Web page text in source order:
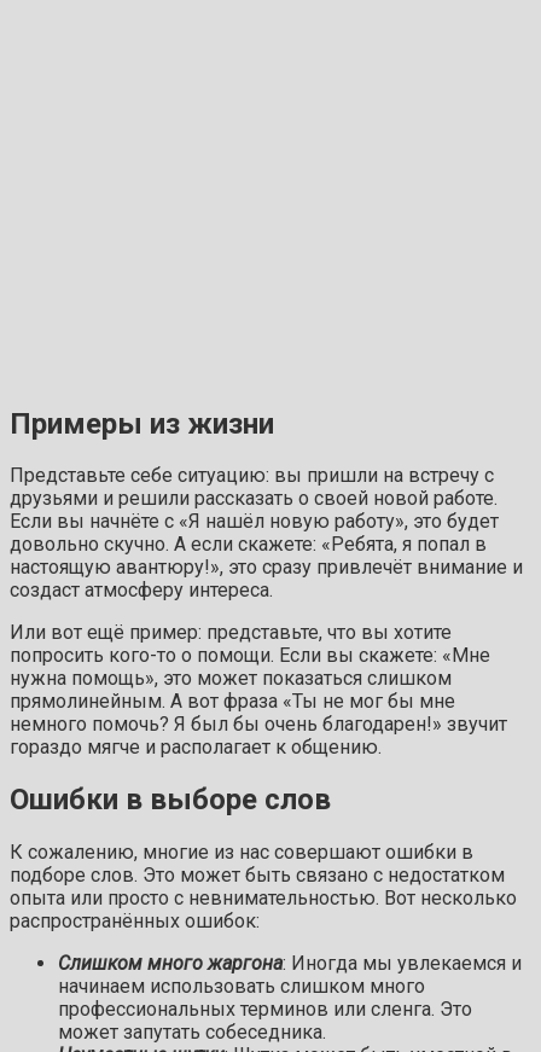
Примеры из жизни
Представьте себе ситуацию: вы пришли на встречу с
друзьями и решили рассказать о своей новой работе.
Если вы начнёте с «Я нашёл новую работу», это будет
довольно скучно. А если скажете: «Ребята, я попал в
настоящую авантюру!», это сразу привлечёт внимание и
создаст атмосферу интереса.
Или вот ещё пример: представьте, что вы хотите
попросить кого-то о помощи. Если вы скажете: «Мне
нужна помощь», это может показаться слишком
прямолинейным. А вот фраза «Ты не мог бы мне
немного помочь? Я был бы очень благодарен!» звучит
гораздо мягче и располагает к общению.
Ошибки в выборе слов
К сожалению, многие из нас совершают ошибки в
подборе слов. Это может быть связано с недостатком
опыта или просто с невнимательностью. Вот несколько
распространённых ошибок:
Слишком много жаргона: Иногда мы увлекаемся и
начинаем использовать слишком много
профессиональных терминов или сленга. Это
может запутать собеседника.